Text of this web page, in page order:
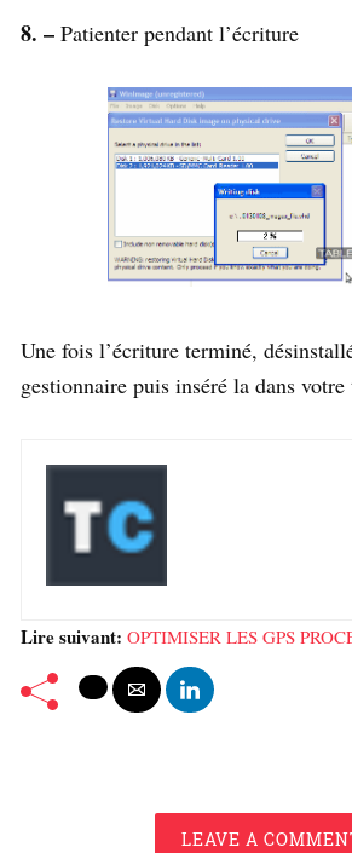
8. – Patienter pendant l’écriture
Une fois l’écriture terminé,
gestionnaire puis inséré la dans
Lire suivant: OPTIMISER LES GPS
LEAVE A